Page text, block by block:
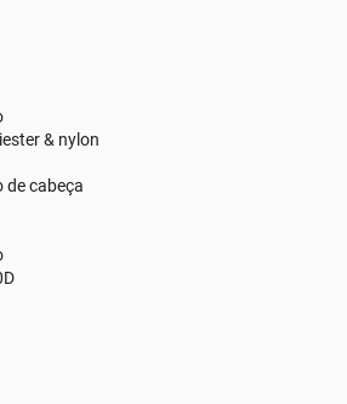
& nylon
de cabeça